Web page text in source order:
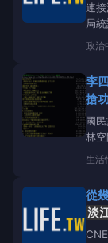
連
局
本
至
察
大橋
政治
李
搶
國
林
標
用
「
一
生活
從
淡